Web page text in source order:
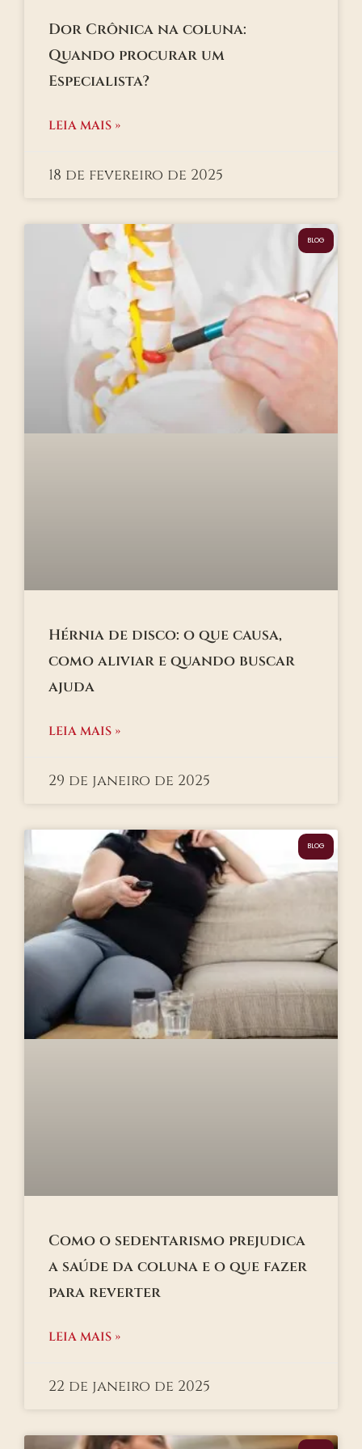
Dor Crônica na coluna:
Quando procurar um
Especialista?
LEIA MAIS »
18 de fevereiro de 2025
BLOG
Hérnia de disco: o que causa,
como aliviar e quando buscar
ajuda
LEIA MAIS »
29 de janeiro de 2025
BLOG
Como o sedentarismo prejudica
a saúde da coluna e o que fazer
para reverter
LEIA MAIS »
22 de janeiro de 2025